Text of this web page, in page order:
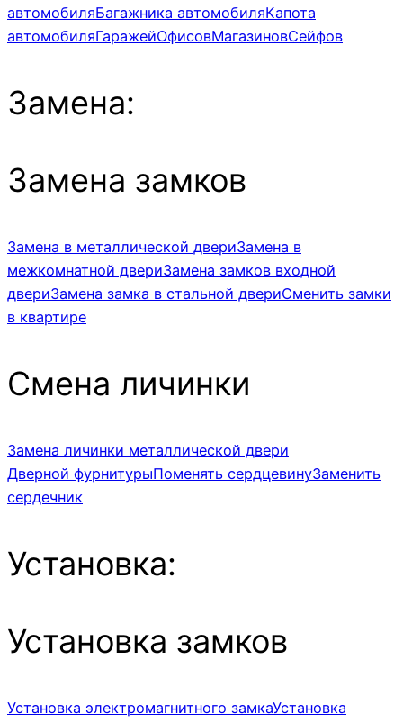
автомобиляБагажника автомобиляКапота
автомобиляГаражейОфисовМагазиновСейфов
Замена:
Замена замков
Замена в металлической двериЗамена в
межкомнатной двериЗамена замков входной
двериЗамена замка в стальной двериСменить замки
в квартире
Смена личинки
Замена личинки металлической двери
Дверной фурнитурыПоменять сердцевинуЗаменить
сердечник
Установка:
Установка замков
Установка электромагнитного замкаУстановка